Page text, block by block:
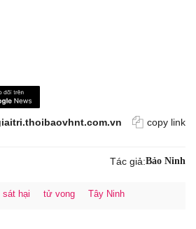
copy link
Tác giả:Bảo Ninh
sát hại tử vong Tây Ninh